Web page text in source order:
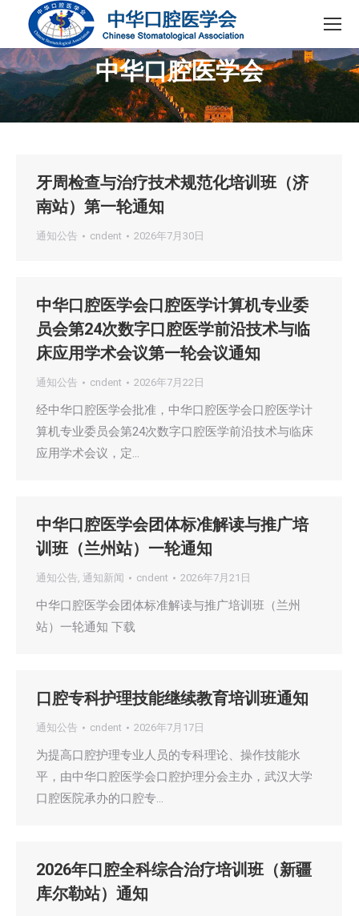
中华口腔医学会
您在这里：
牙周检查与治疗技术规范化培训班（济
南站）第一轮通知
通知公告 cndent 2026年7月30日
中华口腔医学会口腔医学计算机专业委
员会第24次数字口腔医学前沿技术与临
床应用学术会议第一轮会议通知
通知公告 cndent 2026年7月22日
经中华口腔医学会批准，中华口腔医学会口腔医学计
算机专业委员会第24次数字口腔医学前沿技术与临床
应用学术会议，定…
中华口腔医学会团体标准解读与推广培
训班（兰州站）一轮通知
通知公告, 通知新闻 cndent 2026年7月21日
中华口腔医学会团体标准解读与推广培训班（兰州
站）一轮通知 下载
口腔专科护理技能继续教育培训班通知
通知公告 cndent 2026年7月17日
为提高口腔护理专业人员的专科理论、操作技能水
平，由中华口腔医学会口腔护理分会主办，武汉大学
口腔医院承办的口腔专…
2026年口腔全科综合治疗培训班（新疆
库尔勒站）通知